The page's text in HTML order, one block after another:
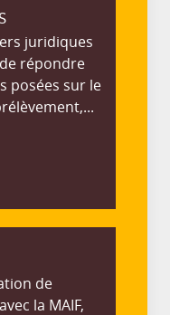
juridiques
répondre
posées sur le
de
la MAIF,